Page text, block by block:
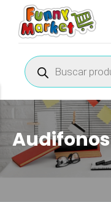
Búsqueda
de
productos
Audifonos